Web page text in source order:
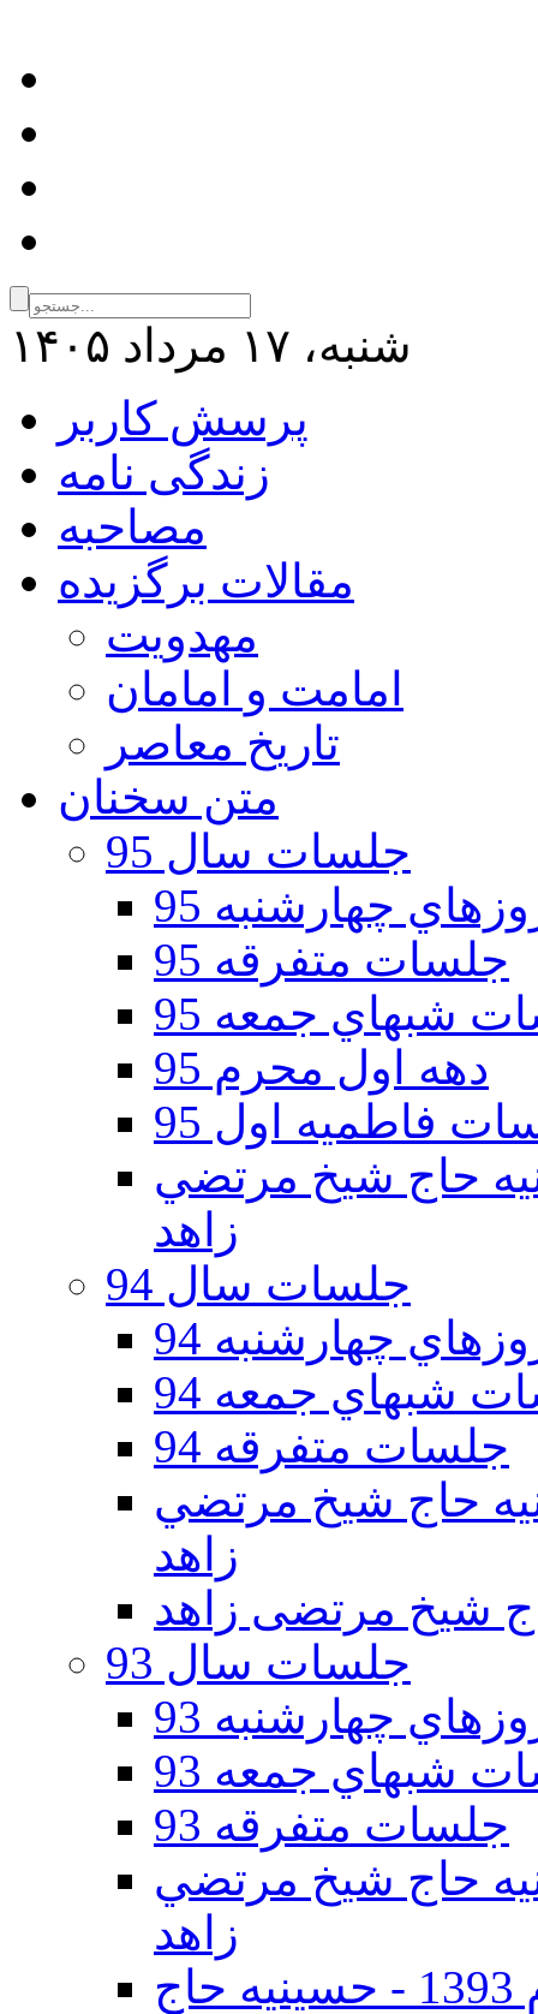
شنبه، ۱۷ مرداد ۱۴۰۵
پرسش کاربر
زندگی نامه
مصاحبه
مقالات برگزیده
مهدویت
امامت و امامان
تاریخ معاصر
متن سخنان
جلسات سال 95
چهارشنبه 95
جلسات متفرقه 95
شبهاي جمعه 95
دهه اول محرم 95
فاطمیه اول 95
دوم 95 - حسينيه حاج شيخ مرتضي
زاهد
جلسات سال 94
چهارشنبه 94
شبهاي جمعه 94
جلسات متفرقه 94
دوم 94 - حسينيه حاج شيخ مرتضي
زاهد
جلسات سال 93
چهارشنبه 93
شبهاي جمعه 93
جلسات متفرقه 93
دوم 93 - حسينيه حاج شيخ مرتضي
زاهد
جلسات دهه اول محرم الحرام 1393 - حسينيه حاج